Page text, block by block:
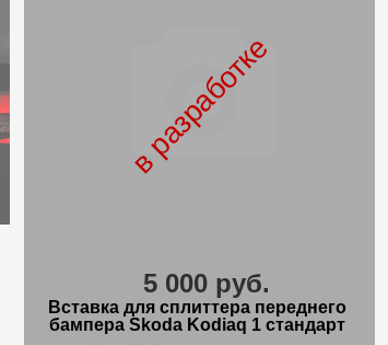
в разработке
5 000 руб.
Вставка для сплиттера переднего
бампера Skoda Kodiaq 1 стандарт